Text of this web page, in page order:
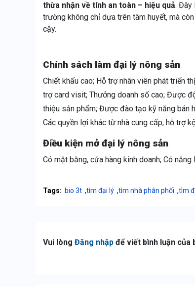
thừa nhận về tính an toàn – hiệu quả. Đây
trường không chỉ dựa trên tâm huyết, mà
cậy.
Chính sách làm đại lý nông sản
Chiết khấu cao; Hỗ trợ nhân viên phát triển
trợ card visit; Thưởng doanh số cao; Được
thiệu sản phẩm; Được đào tạo kỹ năng bán
Các quyền lợi khác từ nhà cung cấp; hỗ trợ
Điều kiện mở đại lý nông sản
Có mặt bằng, cửa hàng kinh doanh; Có
Tags: bio 3t ,tìm đại lý ,tìm nhà phân phối ,tìm
Vui lòng Đăng nhập để viết bình luận của